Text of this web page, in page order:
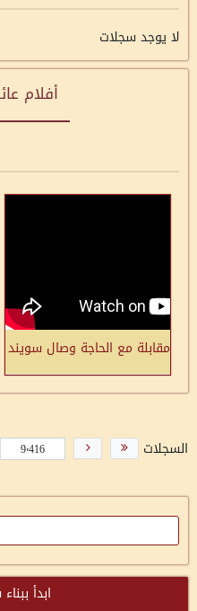
لا يوجد سجلات
أفلام
مقابلة مع الحاجة وصال سويند
السجلات
ابدأ